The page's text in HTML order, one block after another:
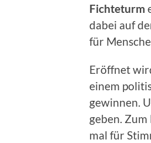
Fichteturm
dabei auf
für
Eröffnet
einem
gewinnen.
geben.
mal für